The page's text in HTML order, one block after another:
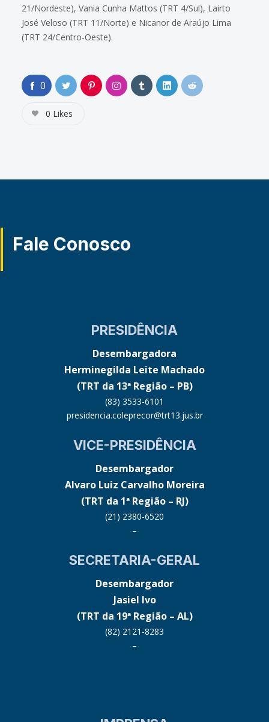
21/Nordeste), Vania Cunha Mattos (TRT 4/Sul), Lairto
José Veloso (TRT 11/Norte) e Nicanor de Araújo Lima
(TRT 24/Centro-Oeste).
0
0 Likes
Fale Conosco
PRESIDÊNCIA
Desembargadora
Herminegilda Leite Machado
(TRT da 13ª Região – PB)
(83) 3533-6101
presidencia.coleprecor@trt13.jus.br
VICE-PRESIDÊNCIA
Desembargador
Alvaro Luiz Carvalho Moreira
(TRT da 1ª Região – RJ)
(21) 2380-6520
–
SECRETARIA-GERAL
Desembargador
Jasiel Ivo
(TRT da 19ª Região – AL)
(82) 2121-8283
–